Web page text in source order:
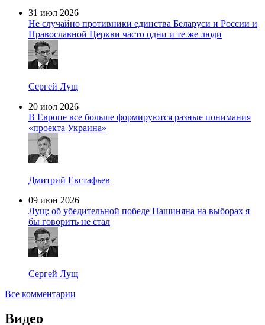
31 июл 2026
Не случайно противники единства Беларуси и России и
Православной Церкви часто одни и те же люди
Сергей Лущ
20 июл 2026
В Европе все больше формируются разные понимания
«проекта Украина»
Дмитрий Евстафьев
09 июн 2026
Лущ: об убедительной победе Пашиняна на выборах я
бы говорить не стал
Сергей Лущ
Все комментарии
Видео